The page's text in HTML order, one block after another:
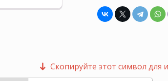
Скопируйте этот символ для